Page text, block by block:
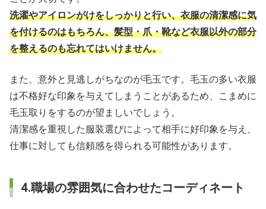
洗濯やアイロンがけをしっかりと行い、衣服の清潔感に気
を付けるのはもちろん、髪型・爪・靴など衣服以外の部分
を整えるのも忘れてはいけません。
また、意外と見逃しがちなのが毛玉です。毛玉の多い衣服
は不格好な印象を与えてしまうことがあるため、こまめに
毛玉取りをするのが望ましいでしょう。
清潔感を重視した服装選びによって相手に好印象を与え、
仕事に対しても信頼感を得られる可能性があります。
4.職場の雰囲気に合わせたコーディネート